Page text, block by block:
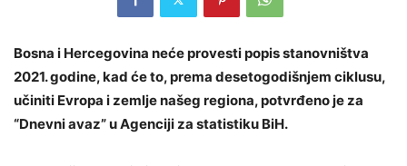
Bosna i Hercegovina neće provesti popis stanovništva
2021. godine, kad će to, prema desetogodišnjem ciklusu,
učiniti Evropa i zemlje našeg regiona, potvrđeno je za
“Dnevni avaz” u Agenciji za statistiku BiH.